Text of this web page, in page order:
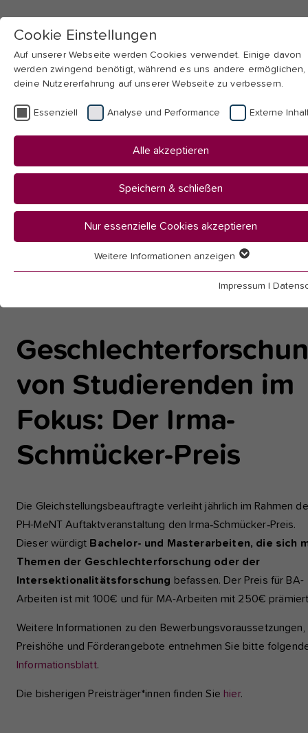
Skip to main navigation Skip to page footer
You
here:
Startseite
Organisation
Beauftragte & Vertretungen
Gleichstellung
Wege in die Wissenschaft
von Studierenden im
Fokus: Der Irma-
Schmücker-Preis
Die Gleichstellungsbeauftragte verleiht jährlich im Rahmen
PH-MeNT Auftaktveranstaltung den Irma‑Schmücker‑Preis.
Dieser würdigt Bachelor- und Masterarbeiten, die sich
Themen der Geschlechterforschung oder der
Intersektionalitätsforschung befassen. Der Preis für BA-
Arbeiten ist mit 100€ und für MA-Arbeiten mit 250€
Weitere Informationen zu den Bewerbungsvoraussetzungen,
Preishöhe und Förderangebote entnehmen Sie bitte
Informationsblatt.
Die bisherigen Preisträger*innen finden Sie hier.
Cookie Einstellungen
Auf unserer Webseite werden Cookies verwendet. Einige davon
werden zwingend benötigt, während es uns andere ermöglichen,
deine Nutzererfahrung auf unserer Webseite zu verbessern.
Essenziell Analyse und Performance Externe
Alle akzeptieren
Speichern & schließen
Nur essenzielle Cookies akzeptieren
Essenzielle Cookies werden für grundlegende Funktionen der
Analyse und Performance
Diese Gruppe beinhaltet alle Skripte für analytisches Tracking
zugehörige Cookies. Es hilft uns die Nutzererfahrung der
Name etracker
Anbieter etracker GmbH - 20459 Hamburg
Zweck
Diese Gruppe beinhaltet alle Skripte für
analytisches Tracking und zugehörige
Cookie-Informationen anzeigen
Externe Inhalte
Videos von youtube.
Weitere Informationen anzeigen
Impressum